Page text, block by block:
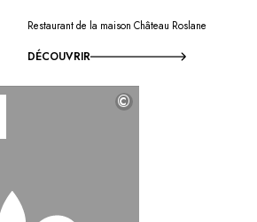
Restaurant de la maison Château Roslane
DÉCOUVRIR
©